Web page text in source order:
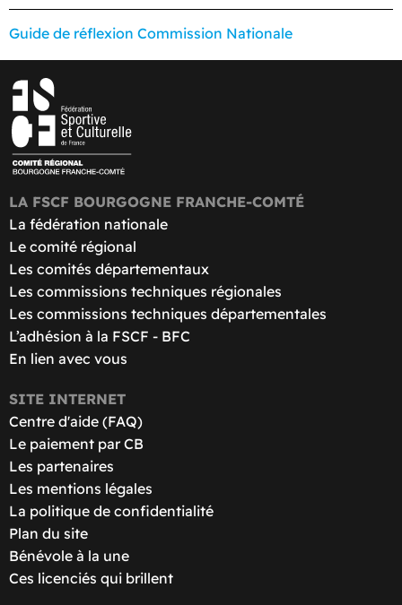
Guide de réflexion Commission Nationale
LA FSCF BOURGOGNE FRANCHE-COMTÉ
La fédération nationale
Le comité régional
Les comités départementaux
Les commissions techniques régionales
Les commissions techniques départementales
L’adhésion à la FSCF - BFC
En lien avec vous
SITE INTERNET
Centre d'aide (FAQ)
Le paiement par CB
Les partenaires
Les mentions légales
La politique de confidentialité
Plan du site
Bénévole à la une
Ces licenciés qui brillent